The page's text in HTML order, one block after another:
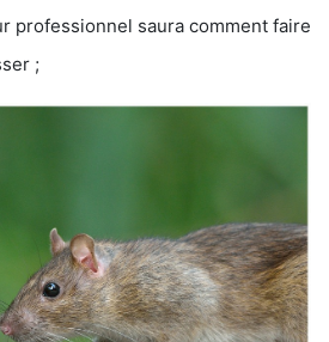
professionnel saura comment faire
;